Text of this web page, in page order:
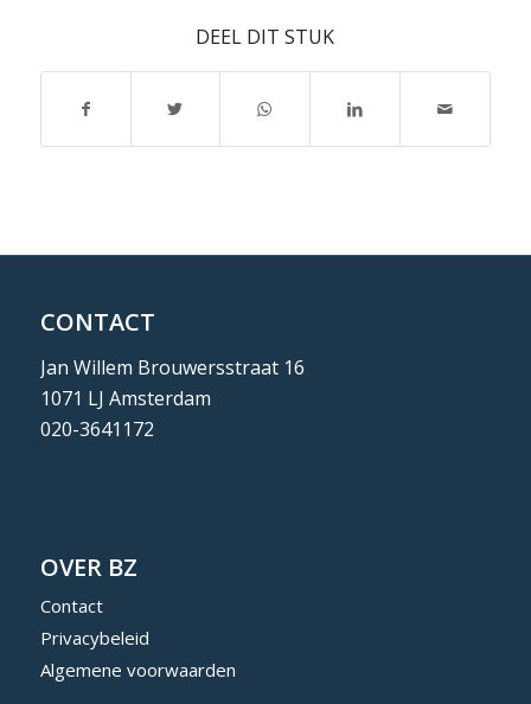
DEEL DIT STUK
CONTACT
Jan Willem Brouwersstraat 16
1071 LJ Amsterdam
020-3641172
OVER BZ
Contact
Privacybeleid
Algemene voorwaarden